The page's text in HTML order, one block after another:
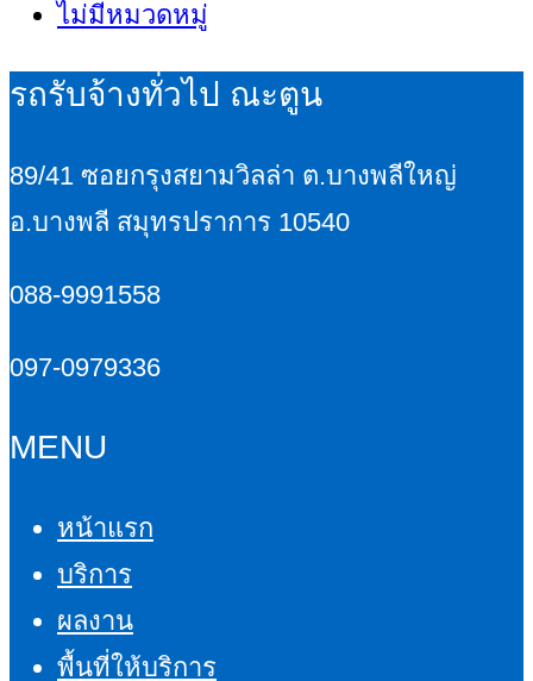
ไม่มีหมวดหมู่
รถรับจ้างทั่วไป ณะตูน
89/41 ซอยกรุงสยามวิลล่า ต.บางพลีใหญ่
อ.บางพลี สมุทรปราการ 10540
088-9991558
097-0979336
MENU
หน้าแรก
บริการ
ผลงาน
พื้นที่ให้บริการ